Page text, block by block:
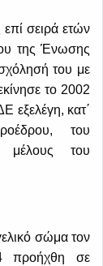
σειρά ετών
της Ένωσης
του με
το 2002
εξελέγη, κατ΄
του
μέλους του
σώμα τον
προήχθη σε